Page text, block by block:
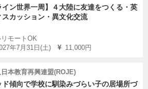
イン世界一周】４大陸に友達をつくる・英
スカッション・異文化交流
モートOK
年7月31日(土)
11,000円
日本教育再興連盟(ROJE)
ド傾向で学校に馴染みづらい子の居場所づ